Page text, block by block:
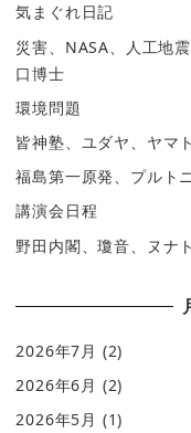
気まぐれ日記
災害、NASA、人工地
口博士
環境問題
皆神塾、ユダヤ、ヤマ
福島第一原発、プルト
講演会日程
野田内閣、瓊音、ヌナ
2026年7月 (2)
2026年6月 (2)
2026年5月 (1)